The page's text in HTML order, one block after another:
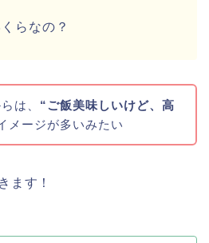
らなの？
は、 “ご飯美味しいけど、高
メージが多いみたい
ます！